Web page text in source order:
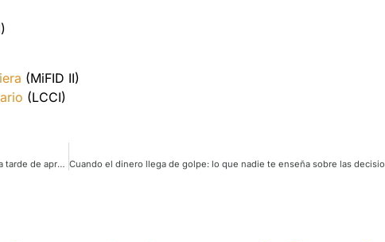
(MiFID II)
(LCCI)
La Jornada Cultura Inversión reúne a estudiantes y profesionales en una tarde de aprendizaje financiero